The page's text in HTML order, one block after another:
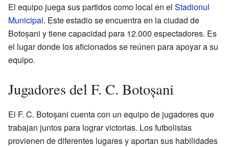
El equipo juega sus partidos como local en el Stadionul
Municipal. Este estadio se encuentra en la ciudad de
Botoșani y tiene capacidad para 12.000 espectadores. Es
el lugar donde los aficionados se reúnen para apoyar a su
equipo.
Jugadores del F. C. Botoșani
El F. C. Botoșani cuenta con un equipo de jugadores que
trabajan juntos para lograr victorias. Los futbolistas
provienen de diferentes lugares y aportan sus habilidades